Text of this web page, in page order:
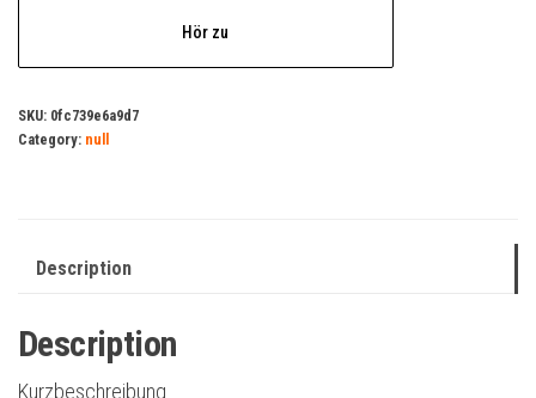
Hör zu
SKU: 0fc739e6a9d7
Category: null
Description
Description
Kurzbeschreibung